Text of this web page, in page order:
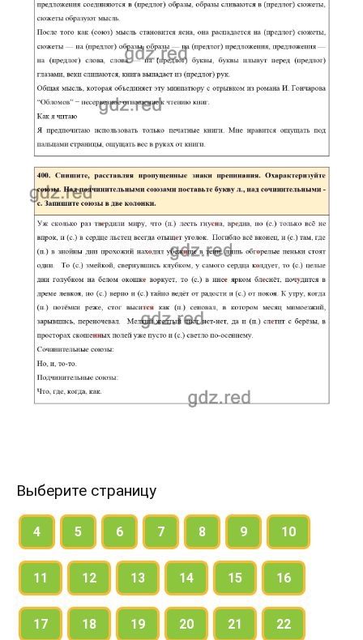
Выберите страницу
4 5 6 7 8 9 10
11 12 13 14 15 16
17 18 19 20 21 22